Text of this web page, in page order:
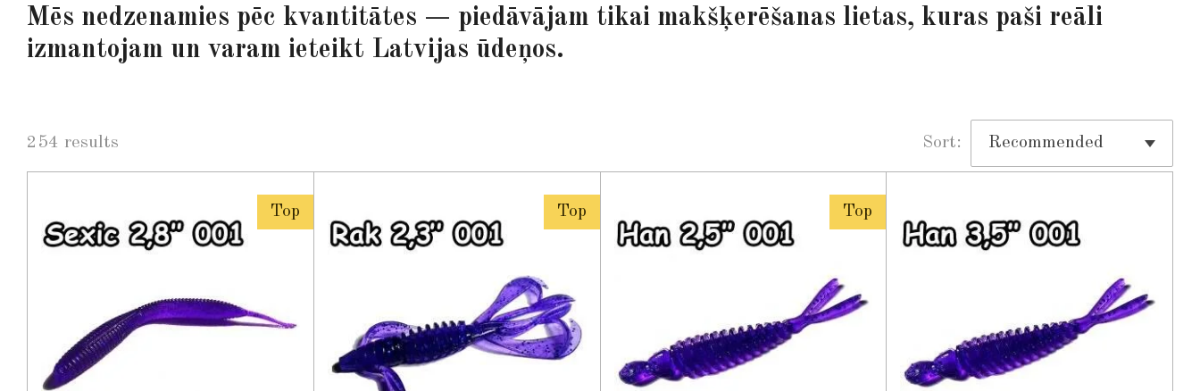
Mēs nedzenamies pēc kvantitātes — piedāvājam tikai makšķerēšanas lietas, kuras paši reāli
izmantojam un varam ieteikt Latvijas ūdeņos.
254 results Sort:
Top Top Top